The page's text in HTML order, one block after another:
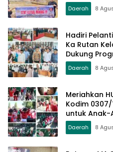
Daerah 8
Hadiri
Ka Rutan
Dukung
Daerah 8
Meriahkan
Kodim
untuk Anak-
Daerah 8